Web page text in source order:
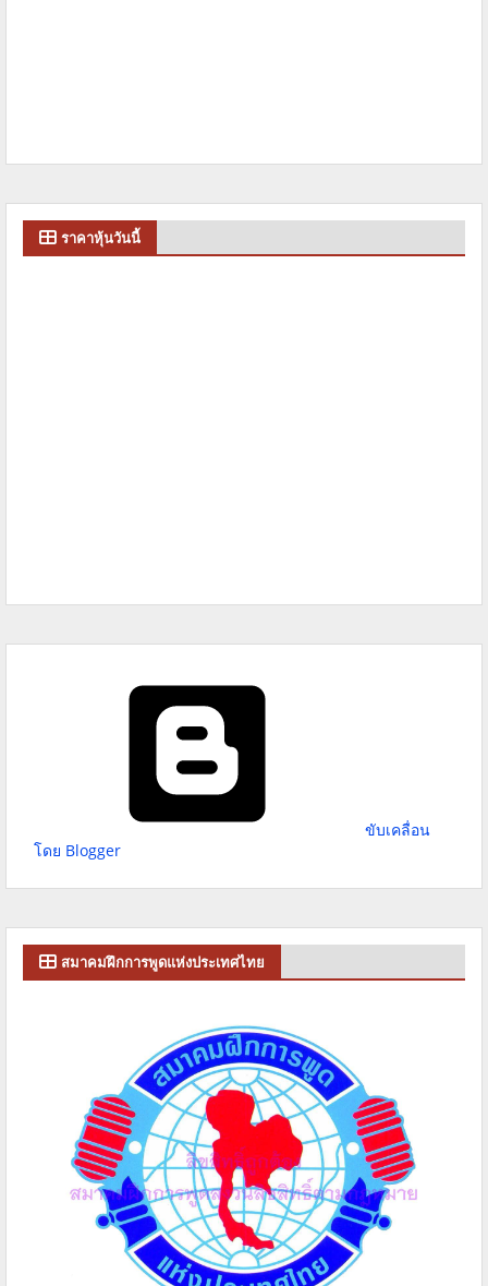
ราคาหุ้นวันนี้
ขับเคลื่อน
โดย Blogger
สมาคมฝึกการพูดแห่งประเทศไทย